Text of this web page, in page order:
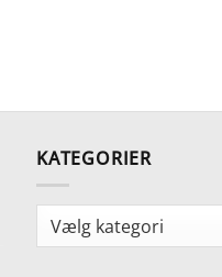
KATEGORIER
Kategorier